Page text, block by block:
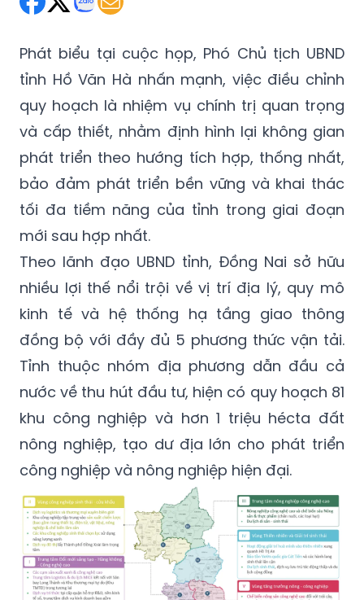
Phát biểu tại cuộc họp, Phó Chủ tịch UBND
tỉnh Hồ Văn Hà nhấn mạnh, việc điều chỉnh
quy hoạch là nhiệm vụ chính trị quan trọng
và cấp thiết, nhằm định hình lại không gian
phát triển theo hướng tích hợp, thống nhất,
bảo đảm phát triển bền vững và khai thác
tối đa tiềm năng của tỉnh trong giai đoạn
mới sau hợp nhất.
Theo lãnh đạo UBND tỉnh, Đồng Nai sở hữu
nhiều lợi thế nổi trội về vị trí địa lý, quy mô
kinh tế và hệ thống hạ tầng giao thông
đồng bộ với đầy đủ 5 phương thức vận tải.
Tỉnh thuộc nhóm địa phương dẫn đầu cả
nước về thu hút đầu tư, hiện có quy hoạch 81
khu công nghiệp và hơn 1 triệu hécta đất
nông nghiệp, tạo dư địa lớn cho phát triển
công nghiệp và nông nghiệp hiện đại.